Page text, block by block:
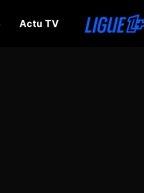
Actu TV